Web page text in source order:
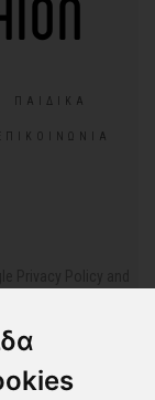
ΠΑΙΔΙΚΆ
ΑΛΛΑΓΕΣ